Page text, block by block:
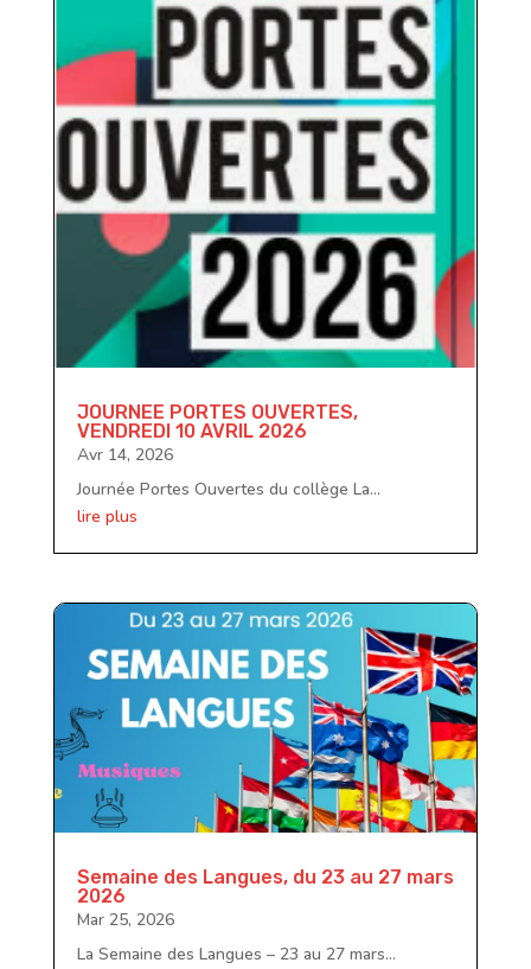
JOURNEE PORTES OUVERTES,
VENDREDI 10 AVRIL 2026
Avr 14, 2026
Journée Portes Ouvertes du collège La...
lire plus
Semaine des Langues, du 23 au 27 mars
2026
Mar 25, 2026
La Semaine des Langues – 23 au 27 mars...